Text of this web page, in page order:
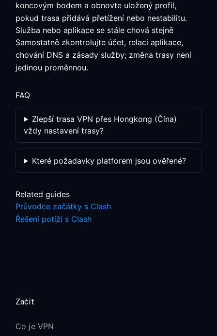
koncovým bodem a obnovte uložený profil,
pokud trasa přidává přetížení nebo nestabilitu.
Služba nebo aplikace se stále chová stejně
Samostatně zkontrolujte účet, relaci aplikace,
chování DNS a zásady služby; změna trasy není
jedinou proměnnou.
FAQ
Zlepší trasa VPN přes Hongkong (Čína)
vždy nastavení trasy?
Které požadavky platforem jsou ověřené?
Related guides
Průvodce začátky s Clash
Řešení potíží s Clash
Začít
Co je VPN